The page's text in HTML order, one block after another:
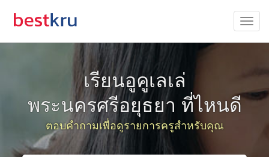
เรียนอูคูเลเล่
พระนครศรีอยุธยา ที่ไหนดี
ตอบคำถามเพื่อดูรายการครูสำหรับคุณ